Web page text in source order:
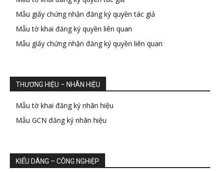
Mẫu giấy chứng nhận đăng ký quyền tác giả
Mẫu tờ khai đăng ký quyền liên quan
Mẫu giấy chứng nhận đăng ký quyền liên quan
THƯƠNG HIỆU – NHÃN HIỆU
Mẫu tờ khai đăng ký nhãn hiệu
Mẫu GCN đăng ký nhãn hiệu
KIỂU DÁNG – CÔNG NGHIỆP